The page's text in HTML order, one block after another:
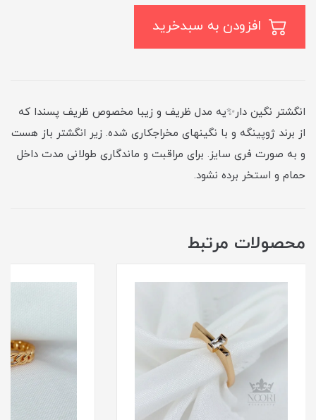
انگشتر نگین دار✨یه مدل ظریف و زیبا مخصوص ظریف پسندا که
از برند ژوپینگه و با نگینهای مخراجکاری شده. زیر انگشتر باز هست
و به صورت فری سایز. برای مراقبت و ماندگاری طولانی مدت داخل
حمام و استخر برده نشود.
محصولات مرتبط